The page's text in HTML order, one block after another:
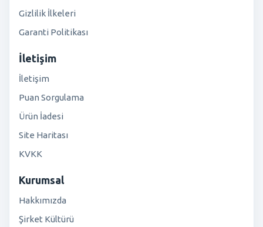
Gizlilik İlkeleri
Garanti Politikası
İletişim
İletişim
Puan Sorgulama
Ürün İadesi
Site Haritası
KVKK
Kurumsal
Hakkımızda
Şirket Kültürü